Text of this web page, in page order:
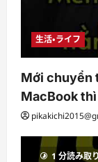
生活・ライフ
Mới chuyển
MacBook
1 分読み取り